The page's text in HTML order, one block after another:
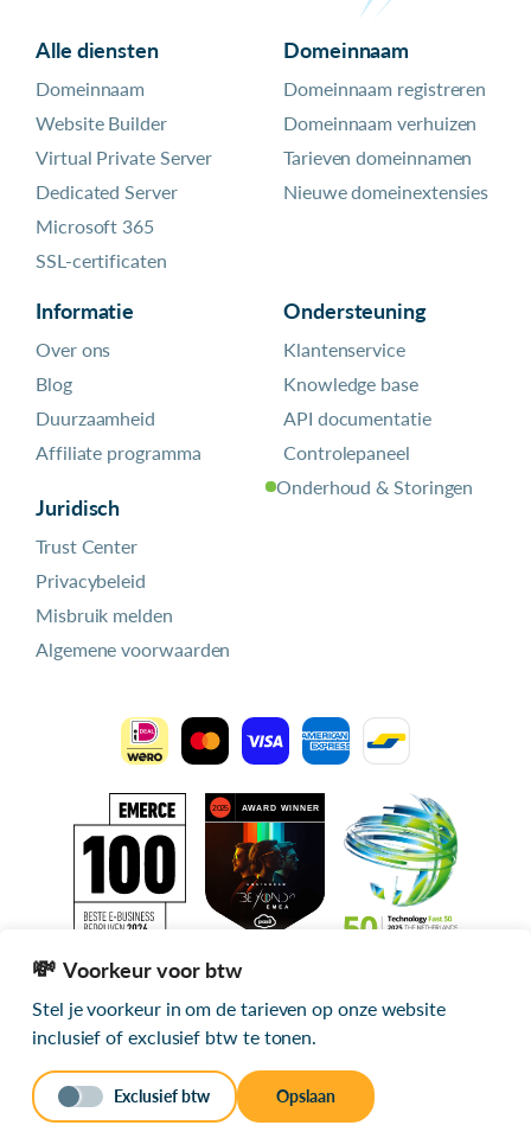
Alle diensten
Domeinnaam
Website Builder
Virtual Private Server
Dedicated Server
Microsoft 365
SSL-certificaten
Domeinnaam
Domeinnaam registreren
Domeinnaam verhuizen
Tarieven domeinnamen
Nieuwe domeinextensies
Informatie
Over ons
Blog
Duurzaamheid
Affiliate programma
Juridisch
Trust Center
Privacybeleid
Misbruik melden
Algemene voorwaarden
Ondersteuning
Klantenservice
Knowledge base
API documentatie
Controlepaneel
Onderhoud & Storingen
Alle getoonde prijzen zijn exclusief btw
Stuur een bericht
Voorkeur voor btw
Stel je voorkeur in om de tarieven op onze website
inclusief of exclusief btw te tonen.
Exclusief btw Opslaan